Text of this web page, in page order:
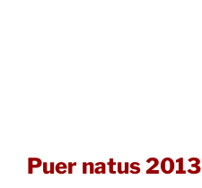
Puer natus 2013